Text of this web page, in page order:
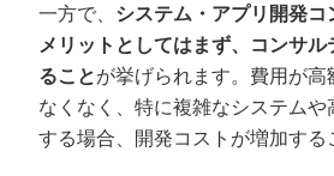
一方で、 システム・アプリ開発
メリットとしてはまず、コンサ
ることが挙げられます。費用が
なくなく、特に複雑なシステムや
する場合、開発コストが増加する